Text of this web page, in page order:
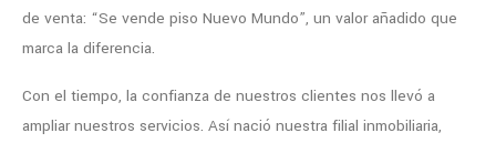
de venta: “Se vende piso Nuevo Mundo”, un valor añadido que
marca la diferencia.
Con el tiempo, la confianza de nuestros clientes nos llevó a
ampliar nuestros servicios. Así nació nuestra filial inmobiliaria,